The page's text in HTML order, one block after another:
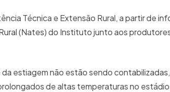
Técnica e Extensão Rural, a partir de
(Nates) do Instituto junto aos
estiagem não estão sendo
de altas temperaturas no